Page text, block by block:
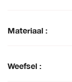
Materiaal :
Weefsel :